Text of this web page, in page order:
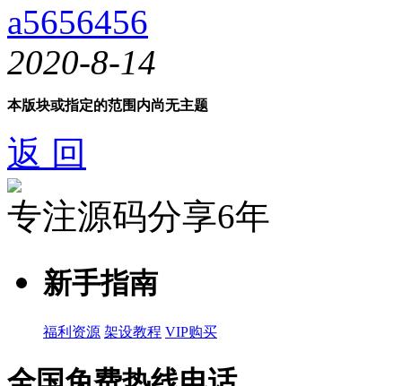
a5656456
2020-8-14
本版块或指定的范围内尚无主题
返 回
专注源码分享6年
新手指南
福利资源 架设教程 VIP购买